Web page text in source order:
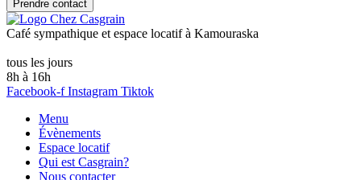
Prendre contact
Café sympathique et espace locatif à Kamouraska
tous les jours
8h à 16h
Facebook-f Instagram Tiktok
Menu
Évènements
Espace locatif
Qui est Casgrain?
Nous contacter